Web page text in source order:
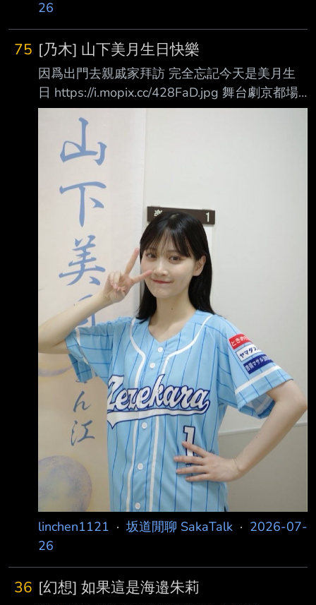
26
75 [乃木] 山下美月生日快樂
因爲出門去親戚家拜訪 完全忘記今天是美月生
日 https://i.mopix.cc/428FaD.jpg 舞台劇京都場
也千秋樂了， 剩下的就是故事的舞台所在大津
市了 祝一切順利 https://i.mopix.cc/clvgmx.jpg
大家可以看這個剪輯，感受一下這部舞台劇是什
麼風格 https://youtu.be/s_rI6B-tiZA?
si=PbWRc-ILr6u1tiTW 以下每id、每推60p 最
多100推，到明天20:00 到100推就提早發了 感
謝大家 --
linchen1121 · 坂道閒聊 SakaTalk · 2026-07-
26
36 [幻想] 如果這是海邉朱莉